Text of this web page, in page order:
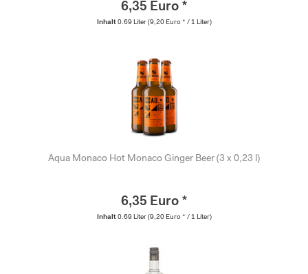
6,35 Euro *
Inhalt 0.69 Liter (9,20 Euro * / 1 Liter)
Aqua Monaco Hot Monaco Ginger Beer (3 x 0,23 l)
6,35 Euro *
Inhalt 0.69 Liter (9,20 Euro * / 1 Liter)